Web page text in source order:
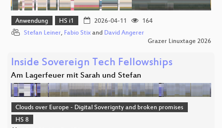
Anwendung HS i1 2026-04-11
164
Stefan Leiner, Fabio Stix and David Angerer
Grazer Linuxtage 2026
Inside Sovereign Tech Fellowships
Am Lagerfeuer mit Sarah und Stefan
Clouds over Europe - Digital Soverignty and broken promises
HS 8